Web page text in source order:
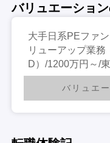
バリュエーショ
大手日系PEファ
リューアップ業務
D）/1200万円～/
バリュエ